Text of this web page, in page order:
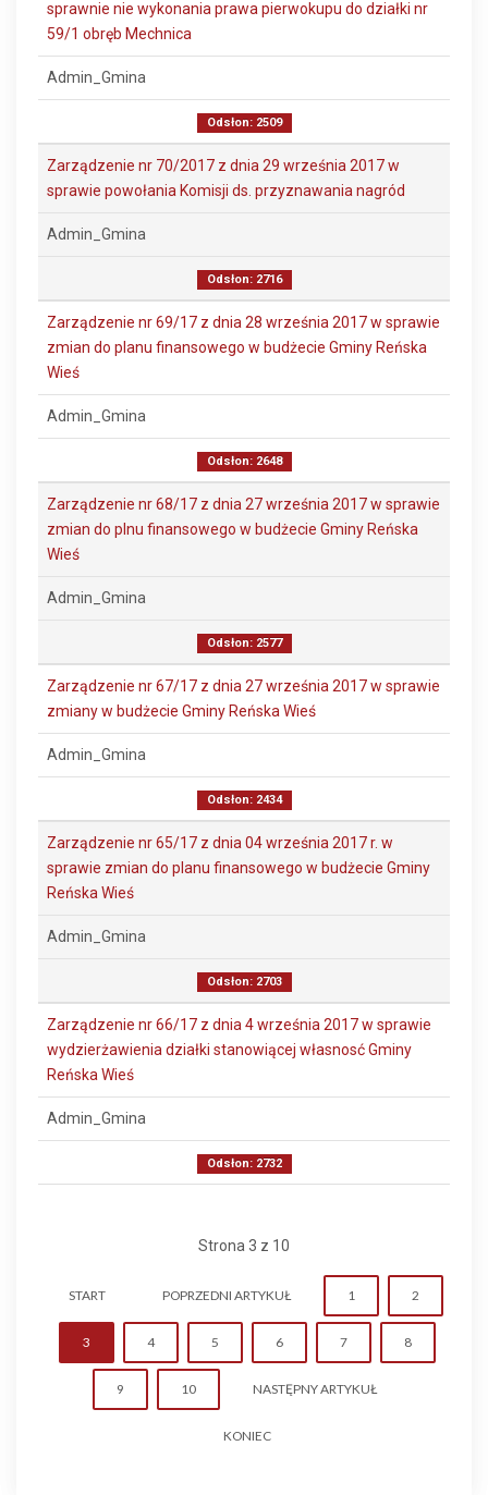
sprawnie nie wykonania prawa pierwokupu do działki nr
59/1 obręb Mechnica
Admin_Gmina
Odsłon: 2509
Zarządzenie nr 70/2017 z dnia 29 września 2017 w
sprawie powołania Komisji ds. przyznawania nagród
Admin_Gmina
Odsłon: 2716
Zarządzenie nr 69/17 z dnia 28 września 2017 w sprawie
zmian do planu finansowego w budżecie Gminy Reńska
Wieś
Admin_Gmina
Odsłon: 2648
Zarządzenie nr 68/17 z dnia 27 września 2017 w sprawie
zmian do plnu finansowego w budżecie Gminy Reńska
Wieś
Admin_Gmina
Odsłon: 2577
Zarządzenie nr 67/17 z dnia 27 września 2017 w sprawie
zmiany w budżecie Gminy Reńska Wieś
Admin_Gmina
Odsłon: 2434
Zarządzenie nr 65/17 z dnia 04 września 2017 r. w
sprawie zmian do planu finansowego w budżecie Gminy
Reńska Wieś
Admin_Gmina
Odsłon: 2703
Zarządzenie nr 66/17 z dnia 4 września 2017 w sprawie
wydzierżawienia działki stanowiącej własnosć Gminy
Reńska Wieś
Admin_Gmina
Odsłon: 2732
Strona 3 z 10
START POPRZEDNI ARTYKUŁ 1 2
3 4 5 6 7 8
9 10 NASTĘPNY ARTYKUŁ
KONIEC